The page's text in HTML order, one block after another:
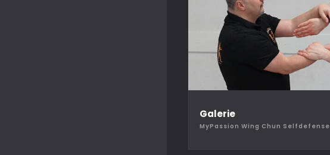
Galerie
MyPassion Wing Chun Selfdefense